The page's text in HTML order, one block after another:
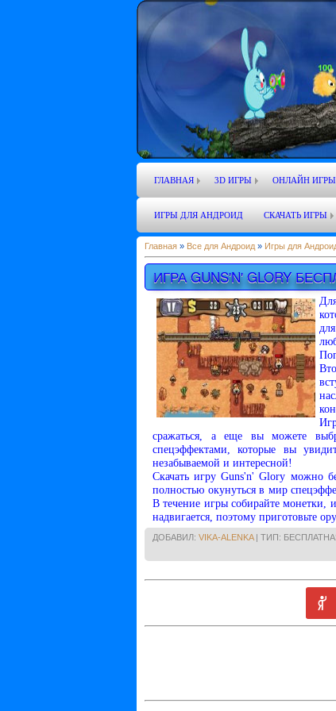
ГЛАВНАЯ 3D ИГРЫ ОНЛАЙН ИГРЫ
ИГРЫ ДЛЯ АНДРОИД СКАЧАТЬ ИГРЫ
Главная » Все для Андроид » Игры для
ИГРА GUNS'N' GLORY
сражаться, а еще вы можете
спецэффектами, которые вы
незабываемой и интересной!
Скачать игру Guns'n' Glory можно
полностью окунуться в мир
В течение игры собирайте монетки,
надвигается, поэтому приготовьте
ДОБАВИЛ: VIKA-ALENKA| ТИП: